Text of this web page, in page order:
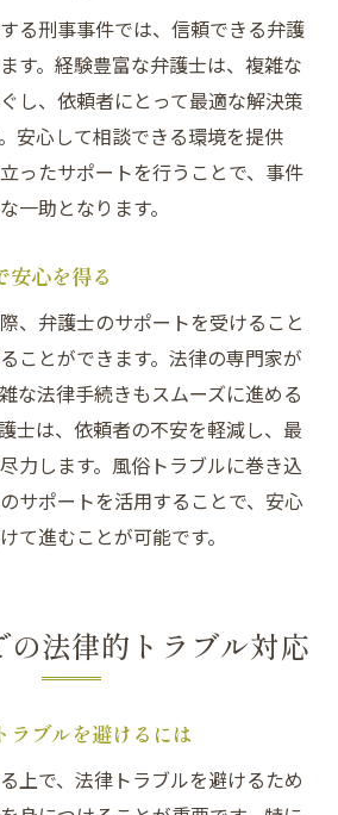
る刑事事件では、信頼できる弁護
す。経験豊富な弁護士は、複雑な
し、依頼者にとって最適な解決策
安心して相談できる環境を提供
ったサポートを行うことで、事件
一助となります。
安心を得る
、弁護士のサポートを受けること
ことができます。法律の専門家が
な法律手続きもスムーズに進める
士は、依頼者の不安を軽減し、最
力します。風俗トラブルに巻き込
サポートを活用することで、安心
て進むことが可能です。
の法律的トラブル対応
ラブルを避けるには
上で、法律トラブルを避けるため